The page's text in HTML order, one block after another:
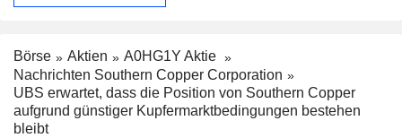
Börse Aktien
A0HG1Y Aktie
Nachrichten Southern Copper Corporation
UBS erwartet, dass die Position von Southern Copper
aufgrund günstiger Kupfermarktbedingungen bestehen
bleibt